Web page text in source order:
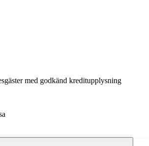
med godkänd kreditupplysning